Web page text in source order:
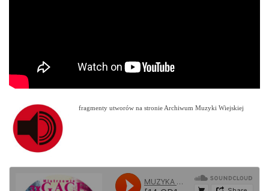
fragmenty utworów na stronie Archiwum Muzyki Wiejskiej